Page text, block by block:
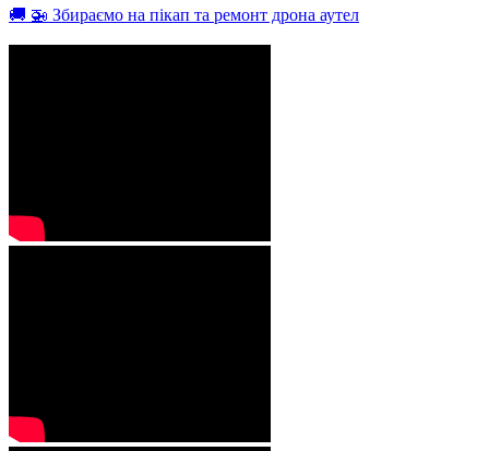
🚚 🚁 Збираємо на пікап та ремонт дрона аутел